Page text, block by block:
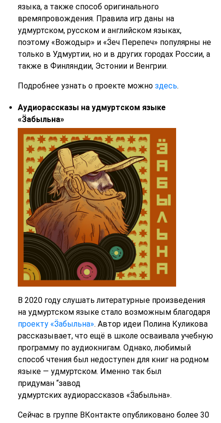
языка, а также способ оригинального
времяпровождения. Правила игр даны на
удмуртском, русском и английском языках,
поэтому «Вожодыр» и «Ӟеч Перепеч» популярны не
только в Удмуртии, но и в других городах России, а
также в Финляндии, Эстонии и Венгрии.
Подробнее узнать о проекте можно здесь.
Аудиорассказы на удмуртском языке
«Ӟабыльна»
В 2020 году слушать литературные произведения
на удмуртском языке стало возможным благодаря
проекту «Ӟабыльна». Автор идеи Полина Куликова
рассказывает, что ещё в школе осваивала учебную
программу по аудиокнигам. Однако, любимый
способ чтения был недоступен для книг на родном
языке — удмуртском. Именно так был
придуман “завод
удмуртских аудиорассказов «Ӟабыльна».
Сейчас в группе ВКонтакте опубликовано более 30